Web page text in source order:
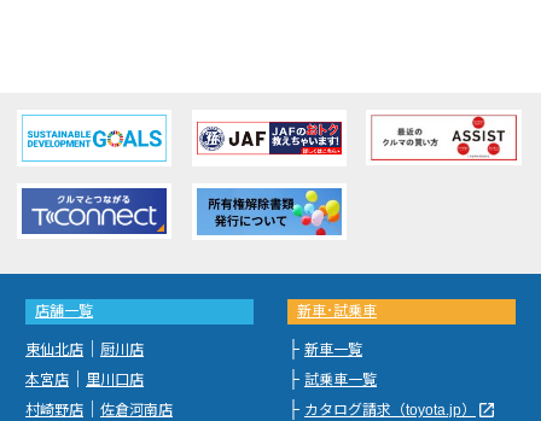
店舗一覧
東仙北店
厨川店
本宮店
里川口店
村崎野店
佐倉河南店
新車･試乗車
├ 新車一覧
├ 試乗車一覧
├ カタログ請求（toyota.jp）
launch